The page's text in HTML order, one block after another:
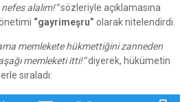
alalım!”sözleriyle açıklamasına
“gayrimeşru” olarak nitelendirdi.
memlekete hükmettiğini zanneden
memleketi itti!”diyerek, hükümetin
sıraladı: